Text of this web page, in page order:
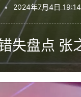
• 2024年7月4日 19:14
失盘点 张